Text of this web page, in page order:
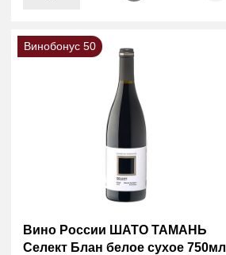
Винобонус 50
Вино России ШАТО ТАМАНЬ
Селект Блан белое сухое 750мл